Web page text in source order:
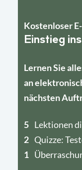
Kostenloser
Einstieg
Lernen Sie
an
nächsten
5 Lektionen
2 Quizze:
1
4
1